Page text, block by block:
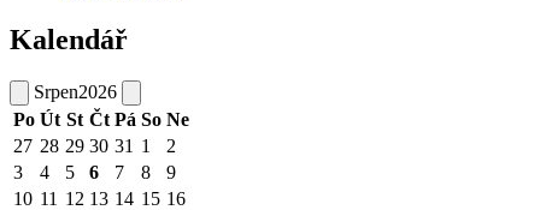
Kalendář
Srpen2026
Po Út St Čt Pá So Ne
27 28 29 30 31 1
2
3
4 5 6 7 8
9
10 11 12 13 14 15 16